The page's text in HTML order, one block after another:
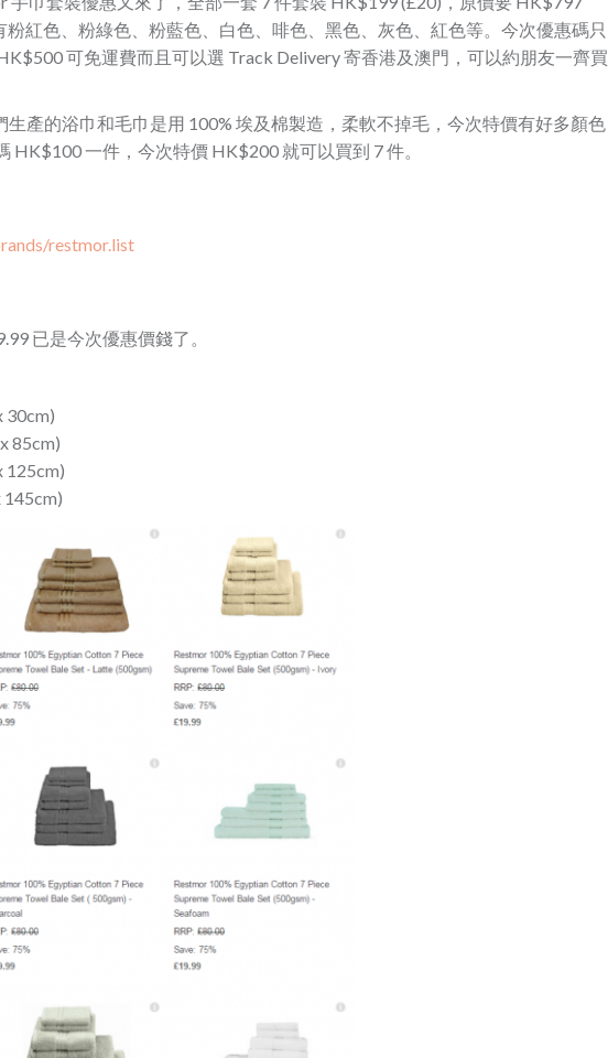
粉紅色、粉綠色、粉藍色、白色、啡色、黑色、灰色、紅色等。今次優惠碼只
可免運費而且可以選 Track Delivery 寄香港及澳門，可以約朋友一齊買
生產的浴巾和毛巾是用 100% 埃及棉製造，柔軟不掉毛，今次特價有好多顏色
HK$100 一件，今次特價 HK$200 就可以買到 7 件。
restmor.list
已是今次優惠價錢了。
30cm)
85cm)
125cm)
145cm)